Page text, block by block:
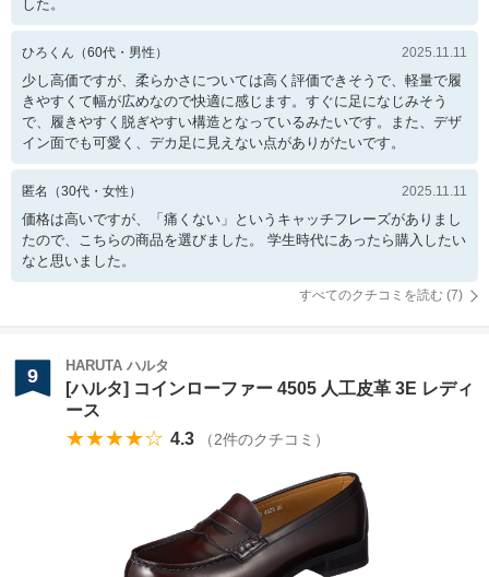
した。
ひろくん （60代・ 男性 ） 2025.11.11
少し高価ですが、柔らかさについては高く評価できそうで、軽量で履
きやすくて幅が広めなので快適に感じます。すぐに足になじみそう
で、履きやすく脱ぎやすい構造となっているみたいです。また、デザ
イン面でも可愛く、デカ足に見えない点がありがたいです。
匿名 （30代・ 女性 ） 2025.11.11
価格は高いですが、「痛くない」というキャッチフレーズがありまし
たので、こちらの商品を選びました。 学生時代にあったら購入したい
なと思いました。
すべてのクチコミを読む (7)
9 HARUTA ハルタ
[ハルタ] コインローファー 4505 人工皮革 3E レディ
ース
★★★★☆ 4.3 （2件のクチコミ）